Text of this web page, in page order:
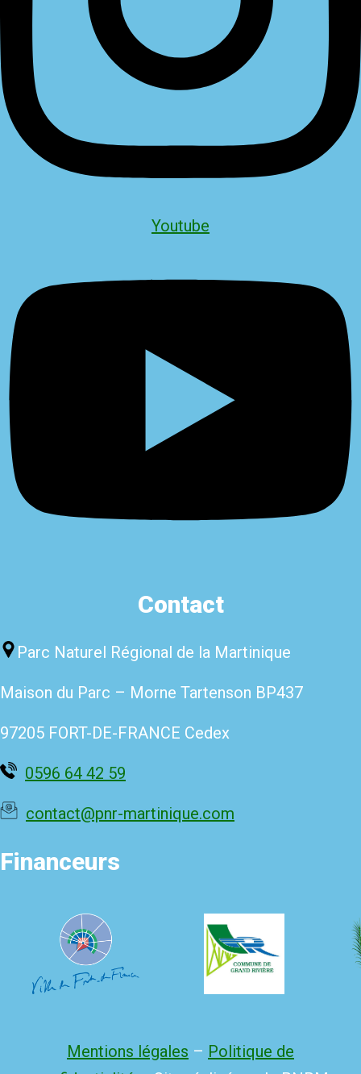
Youtube
Contact
Parc Naturel Régional de la Martinique
Maison du Parc – Morne Tartenson BP437
97205 FORT-DE-FRANCE Cedex
0596 64 42 59
contact@pnr-martinique.com
Financeurs
Mentions légales – Politique de